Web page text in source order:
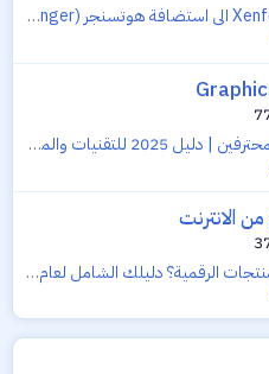
الانترنت
دليلك الشامل لعام 2025 لاكتشاف عالمها المربح وأشهر أمثلتها